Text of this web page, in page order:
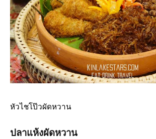
หัวไชโป๊วผัดหวาน
ปลาแห้งผัดหวาน